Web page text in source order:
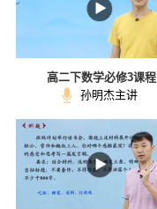
高二下数学必修3课程
孙明杰主讲